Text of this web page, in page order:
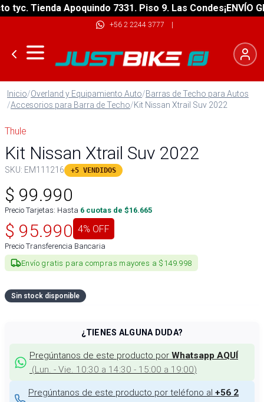
Tienda Apoquindo 7331. Piso 9. Las Condes¡ENVÍO
+56 2 2244 3777 |
Inicio/Overland y Equipamiento Auto/Barras de Techo para Autos
/Accesorios para Barra de Techo/Kit Nissan Xtrail Suv 2022
Thule
Kit Nissan Xtrail Suv 2022
SKU: EM111216 +5 VENDIDOS
$ 99.990
Precio Tarjetas: Hasta 6 cuotas de $16.665
$ 95.990 4% OFF
Precio Transferencia Bancaria
Envío gratis para compras mayores a $149.998
Sin stock disponible
¿TIENES ALGUNA DUDA?
Pregúntanos de este producto por Whatsapp AQUÍ
(Lun. - Vie. 10:30 a 14:30 - 15:00 a 19:00)
Pregúntanos de este producto por teléfono al +56 2